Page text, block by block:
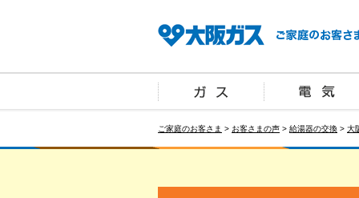
ご家庭のお客さま > お客さまの声 > 給湯器の交換 > 大